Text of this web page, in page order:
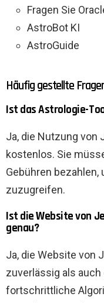
Fragen Sie
AstroBot KI
AstroGuide
Häufig gestellte
Ist das Astrologie-
Ja, die Nutzung von
kostenlos. Sie
Gebühren bezahlen,
zuzugreifen.
Ist die Website von
genau?
Ja, die Website von
zuverlässig als
fortschrittliche